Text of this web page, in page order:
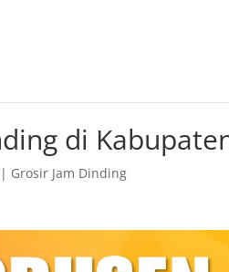
di
| Grosir Jam Dinding